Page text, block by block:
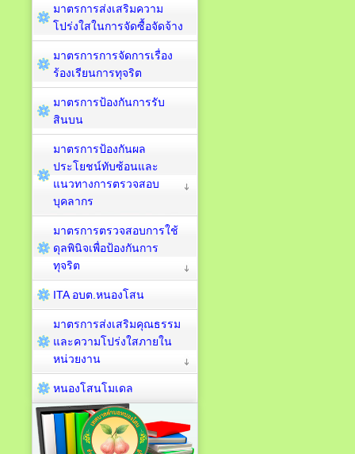
มาตรการส่งเสริมความ
โปร่งใสในการจัดซื้อจัดจ้าง
มาตรการการจัดการเรื่อง
ร้องเรียนการทุจริต
มาตรการป้องกันการรับ
สินบน
มาตรการป้องกันผล
ประโยชน์ทับซ้อนและ
แนวทางการตรวจสอบ
บุคลากร
มาตรการตรวจสอบการใช้
ดุลพินิจเพื่อป้องกันการ
ทุจริต
ITA อบต.หนองโสน
มาตรการส่งเสริมคุณธรรม
และความโปร่งใสภายใน
หน่วยงาน
หนองโสนโมเดล